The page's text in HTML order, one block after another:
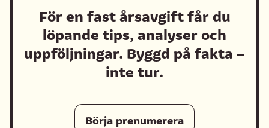
För en fast årsavgift får du
löpande tips, analyser och
uppföljningar. Byggd på fakta –
inte tur.
Börja prenumerera